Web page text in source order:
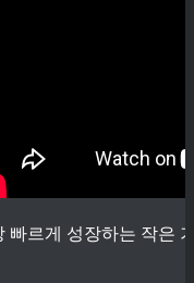
빠르게 성장하는 작은